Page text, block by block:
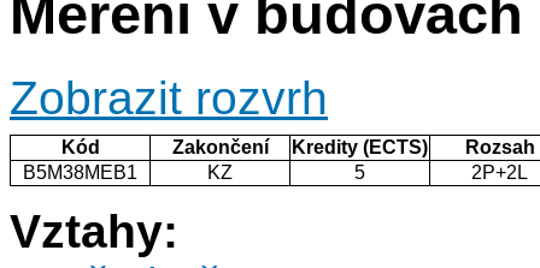
Měření v budovách
Zobrazit rozvrh
Kód Zakončení Kredity (ECTS)
Rozsah
B5M38MEB1
KZ 5 2P+2L
Vztahy: